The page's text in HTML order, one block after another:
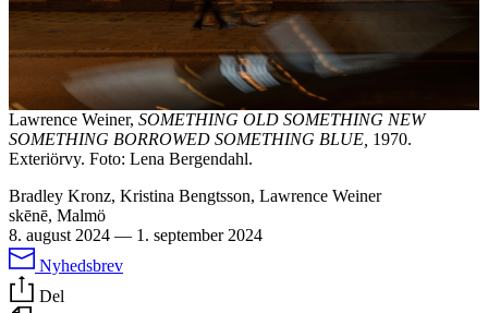
Lawrence Weiner, SOMETHING OLD SOMETHING NEW
SOMETHING BORROWED SOMETHING BLUE, 1970.
Exteriörvy. Foto: Lena Bergendahl.
Bradley Kronz, Kristina Bengtsson, Lawrence Weiner
skēnē, Malmö
8. august 2024 — 1. september 2024
Nyhedsbrev
Del